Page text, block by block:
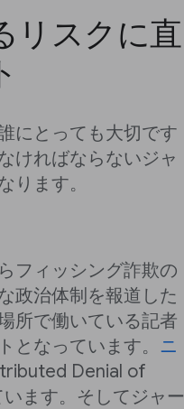
リスクに直
にとっても大切です
ければならないジャ
ります。
フィッシング詐欺の
政治体制を報道した
所で働いている記者
となっています。 ニ
Denial of
ます。そしてジャー